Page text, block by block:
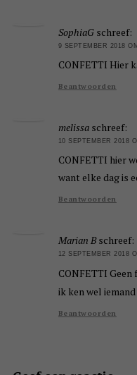
SophiaG schreef:
9 SEPTEMBER 2018
CONFETTI Hier
Beantwoorden
melissa schreef:
10 SEPTEMBER 2018
CONFETTI hier
want elke dag is
Beantwoorden
Marian B schreef:
12 SEPTEMBER 2018
CONFETTI
ik ken wel
Beantwoorden